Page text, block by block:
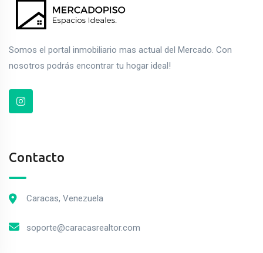
Somos el portal inmobiliario mas actual del Mercado. Con
nosotros podrás encontrar tu hogar ideal!
Contacto
Caracas, Venezuela
soporte@caracasrealtor.com